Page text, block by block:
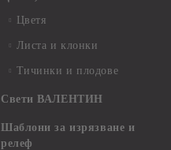
Цветя
Листа и клонки
Тичинки и плодове
Свети ВАЛЕНТИН
Шаблони за изрязване и
релеф